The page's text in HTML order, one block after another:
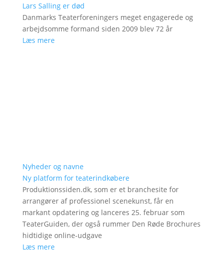
Lars Salling er død
Danmarks Teaterforeningers meget engagerede og
arbejdsomme formand siden 2009 blev 72 år
Læs mere
Nyheder og navne
Ny platform for teaterindkøbere
Produktionssiden.dk, som er et branchesite for
arrangører af professionel scenekunst, får en
markant opdatering og lanceres 25. februar som
TeaterGuiden, der også rummer Den Røde Brochures
hidtidige online-udgave
Læs mere